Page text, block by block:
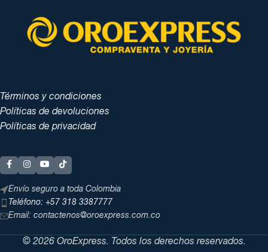
Términos y condiciones
Políticas de devoluciones
Políticas de privacidad
Envío seguro a toda Colombia
Teléfono: +57 318 3387777
Email: contactenos@oroexpress.com.co
© 2026 OroExpress. Todos los derechos reservados.